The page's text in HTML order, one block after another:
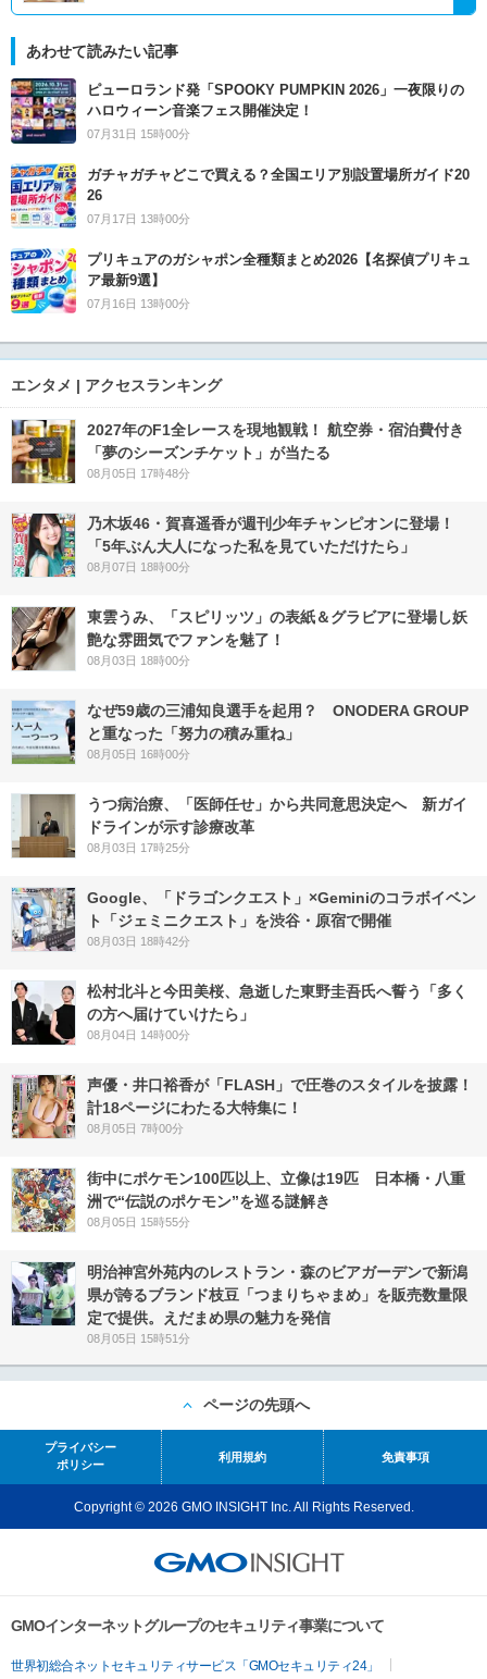
あわせて読みたい記事
ピューロランド発「SPOOKY PUMPKIN 2026」一夜限りの
ハロウィーン音楽フェス開催決定！
07月31日 15時00分
ガチャガチャどこで買える？全国エリア別設置場所ガイド20
26
07月17日 13時00分
プリキュアのガシャポン全種類まとめ2026【名探偵プリキュ
ア最新9選】
07月16日 13時00分
エンタメ | アクセスランキング
2027年のF1全レースを現地観戦！ 航空券・宿泊費付き
「夢のシーズンチケット」が当たる
08月05日 17時48分
乃木坂46・賀喜遥香が週刊少年チャンピオンに登場！
「5年ぶん大人になった私を見ていただけたら」
08月07日 18時00分
東雲うみ、「スピリッツ」の表紙＆グラビアに登場し妖
艶な雰囲気でファンを魅了！
08月03日 18時00分
なぜ59歳の三浦知良選手を起用？ ONODERA GROUP
と重なった「努力の積み重ね」
08月05日 16時00分
うつ病治療、「医師任せ」から共同意思決定へ 新ガイ
ドラインが示す診療改革
08月03日 17時25分
Google、「ドラゴンクエスト」×Geminiのコラボイベン
ト「ジェミニクエスト」を渋谷・原宿で開催
08月03日 18時42分
松村北斗と今田美桜、急逝した東野圭吾氏へ誓う「多く
の方へ届けていけたら」
08月04日 14時00分
声優・井口裕香が「FLASH」で圧巻のスタイルを披露！
計18ページにわたる大特集に！
08月05日 7時00分
街中にポケモン100匹以上、立像は19匹 日本橋・八重
洲で“伝説のポケモン”を巡る謎解き
08月05日 15時55分
明治神宮外苑内のレストラン・森のビアガーデンで新潟
県が誇るブランド枝豆「つまりちゃまめ」を販売数量限
定で提供。えだまめ県の魅力を発信
08月05日 15時51分
ページの先頭へ
プライバシー
ポリシー
利用規約 免責事項
Copyright © 2026 GMO INSIGHT Inc. All Rights Reserved.
GMOインターネットグループのセキュリティ事業について
世界初総合ネットセキュリティサービス「GMOセキュリティ24」